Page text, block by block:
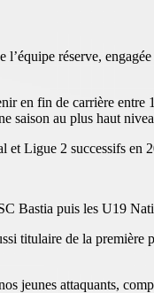
réserve,
fin de carrière entre
au plus haut
Ligue 2 successifs en
Bastia puis les U19
titulaire de la
attaquants,